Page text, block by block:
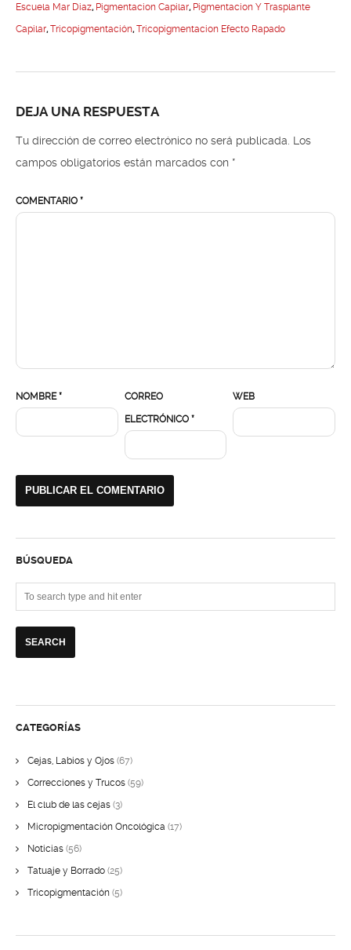
Escuela Mar Diaz, Pigmentacion Capilar, Pigmentacion Y Trasplante
Capilar,Tricopigmentación,Tricopigmentacion Efecto Rapado
DEJA UNA RESPUESTA
Tu dirección de correo electrónico no será publicada. Los
campos obligatorios están marcados con *
COMENTARIO *
NOMBRE* CORREO
ELECTRÓNICO *
WEB
BÚSQUEDA
CATEGORÍAS
Cejas, Labios y Ojos (67)
Correcciones y Trucos (59)
El club de las cejas (3)
Micropigmentación Oncológica (17)
Noticias (56)
Tatuaje y Borrado (25)
Tricopigmentación (5)